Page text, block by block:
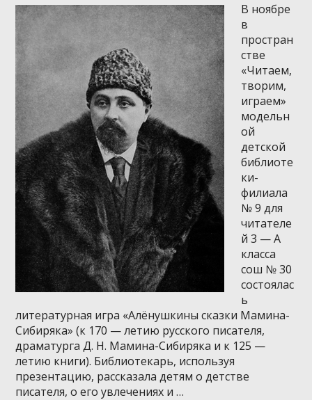
В ноябре
в
простран
стве
«Читаем,
творим,
играем»
модельн
ой
детской
библиоте
ки-
филиала
№ 9 для
читателе
й 3 — А
класса
сош № 30
состоялас
ь
литературная игра «Алёнушкины сказки Мамина-
Сибиряка» (к 170 — летию русского писателя,
драматурга Д. Н. Мамина-Сибиряка и к 125 —
летию книги). Библиотекарь, используя
презентацию, рассказала детям о детстве
писателя, о его увлечениях и …